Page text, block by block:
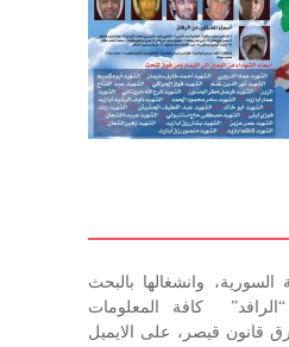
.
منصور أتاسي أبو مطيع
وانشغالها بالبحث
كافة المعلومات
قانون قيصر، على الايميل